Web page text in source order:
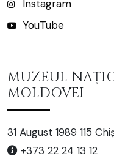
Instagram
YouTube
MUZEUL
MOLDOVEI
31 August 1989 115
+373 22 24 13 12